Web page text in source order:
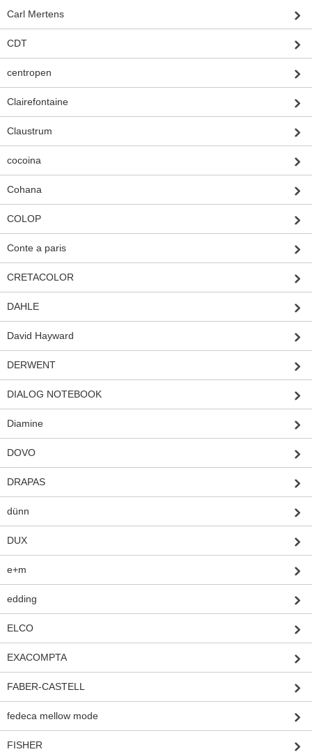
Carl Mertens
CDT
centropen
Clairefontaine
Claustrum
cocoina
Cohana
COLOP
Conte a paris
CRETACOLOR
DAHLE
David Hayward
DERWENT
DIALOG NOTEBOOK
Diamine
DOVO
DRAPAS
dünn
DUX
e+m
edding
ELCO
EXACOMPTA
FABER-CASTELL
fedeca mellow mode
FISHER